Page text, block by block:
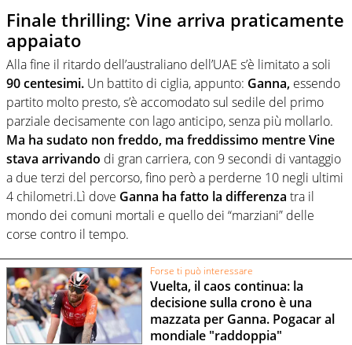
Finale thrilling: Vine arriva praticamente
appaiato
Alla fine il ritardo dell’australiano dell’UAE s’è limitato a soli
90 centesimi. Un battito di ciglia, appunto: Ganna, essendo
partito molto presto, s’è accomodato sul sedile del primo
parziale decisamente con lago anticipo, senza più mollarlo.
Ma ha sudato non freddo, ma freddissimo mentre Vine
stava arrivando di gran carriera, con 9 secondi di vantaggio
a due terzi del percorso, fino però a perderne 10 negli ultimi
4 chilometri.Lì dove Ganna ha fatto la differenza tra il
mondo dei comuni mortali e quello dei “marziani” delle
corse contro il tempo.
Forse ti può interessare
Vuelta, il caos continua: la
decisione sulla crono è una
mazzata per Ganna. Pogacar al
mondiale "raddoppia"